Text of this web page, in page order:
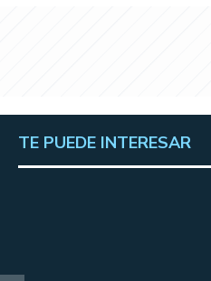
TE PUEDE INTERESAR